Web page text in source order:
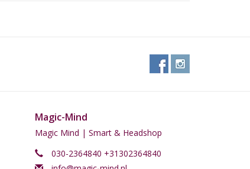
Magic-Mind
Magic Mind | Smart & Headshop
030-2364840 +31302364840